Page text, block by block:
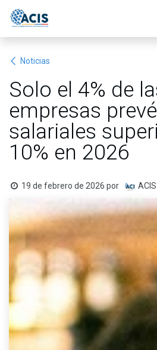
Noticias
Solo el 4% de
empresas
salariales
10% en 2026
19 de febrero de 2026 por ACIS